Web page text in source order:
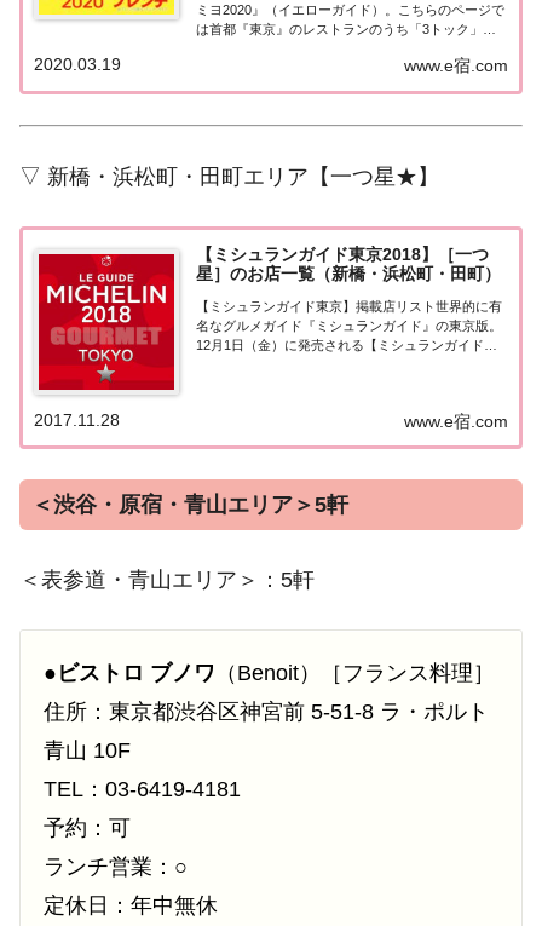
ミヨ2020』（イエローガイド）。こちらのページで
は首都『東京』のレストランのうち「3トック」を
報について一覧にまとめました。ゴエミヨ2020東京
www.e宿.com
2020.03.19
▽ 新橋・浜松町・田町エリア【一つ星★】
【ミシュランガイド東京2018】［一つ
星］のお店一覧（新橋・浜松町・田町）
【ミシュランガイド東京】掲載店リスト世界的に有
名なグルメガイド『ミシュランガイド』の東京版。
12月1日（金）に発売される【ミシュランガイド東
www.e宿.com
2017.11.28
＜渋谷・原宿・青山エリア＞5軒
＜表参道・青山エリア＞：5軒
● ビストロ ブノワ （Benoit）［フランス料理］
住所：東京都渋谷区神宮前 5-51-8 ラ・ポルト
青山 10F
TEL：03-6419-4181
予約：可
ランチ営業：○
定休日：年中無休